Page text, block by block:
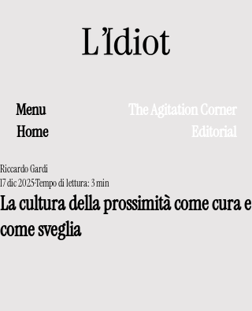
Menu
The Agitation Corner
Home
Editorial
La cultura della prossimità come cura e
come sveglia
Riccardo Gardi
17 dic 2025Tempo di lettura: 3 min